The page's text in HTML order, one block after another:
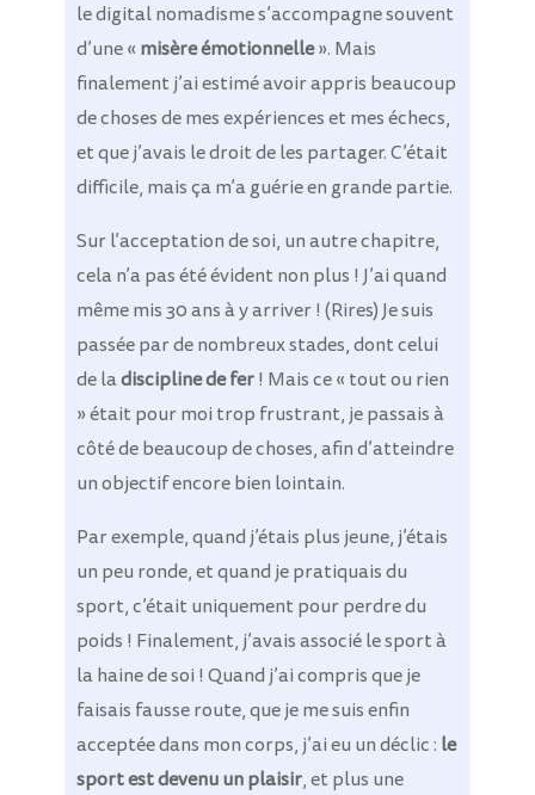
le digital nomadisme s’accompagne souvent
d’une « misère émotionnelle». Mais
finalement j’ai estimé avoir appris beaucoup
de choses de mes expériences et mes échecs,
et que j’avais le droit de les partager. C’était
difficile, mais ça m’a guérie en grande partie.
Sur l’acceptation de soi, un autre chapitre,
cela n’a pas été évident non plus ! J’ai quand
même mis 30 ans à y arriver ! (Rires) Je suis
passée par de nombreux stades, dont celui
de ladiscipline de fer! Mais ce « tout ou rien
» était pour moi trop frustrant, je passais à
côté de beaucoup de choses, afin d’atteindre
un objectif encore bien lointain.
Par exemple, quand j’étais plus jeune, j’étais
un peu ronde, et quand je pratiquais du
sport, c’était uniquement pour perdre du
poids ! Finalement, j’avais associé le sport à
la haine de soi ! Quand j’ai compris que je
faisais fausse route, que je me suis enfin
acceptée dans mon corps, j’ai eu un déclic : le
sport est devenu un plaisir, et plus une